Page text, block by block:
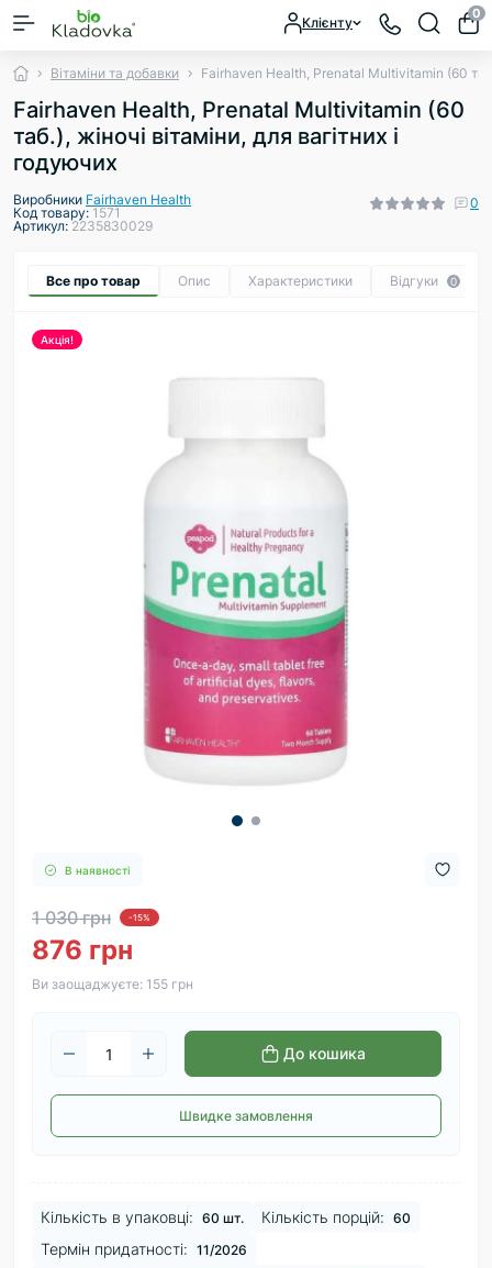
Клієнту
0
Вітаміни та добавки Fairhaven Health, Prenatal Multivitamin (60
Fairhaven Health, Prenatal Multivitamin (60
таб.), жіночі вітаміни, для вагітних і
годуючих
Виробники Fairhaven Health
Код товару: 1571
Артикул: 2235830029
0
Все про товар Опис Характеристики Відгуки 0
Акція!
В наявності
1 030 грн -15%
876 грн
Ви заощаджуєте: 155 грн
До кошика
Швидке замовлення
Кількість в упаковці: 60 шт. Кількість порцій: 60
Термін придатності: 11/2026